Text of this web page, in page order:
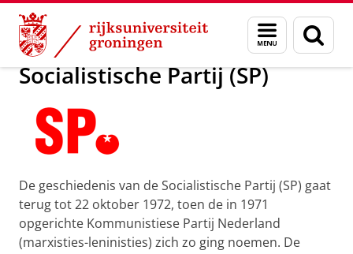
Skip
Content
Skip
Navigation
Menu
en
zoeken
Onderzoek Socialistische Partij (SP)
Socialistische Partij (SP)
De geschiedenis van de Socialistische Partij (SP) gaat
terug tot 22 oktober 1972, toen de in 1971
opgerichte Kommunistiese Partij Nederland
(marxisties-leninisties) zich zo ging noemen. De